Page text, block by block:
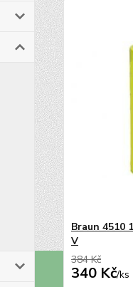
Braun 4510
V
384 Kč
340 Kč/ks